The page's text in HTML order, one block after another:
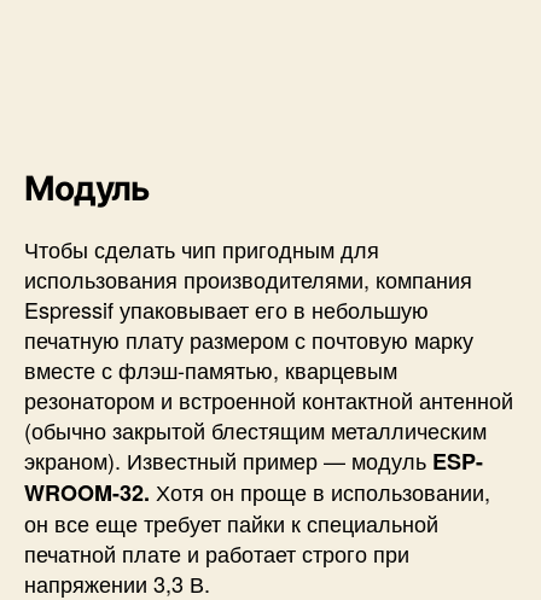
Модуль
Чтобы сделать чип пригодным для
использования производителями, компания
Espressif упаковывает его в небольшую
печатную плату размером с почтовую марку
вместе с флэш-памятью, кварцевым
резонатором и встроенной контактной антенной
(обычно закрытой блестящим металлическим
экраном). Известный пример — модуль ESP-
WROOM-32. Хотя он проще в использовании,
он все еще требует пайки к специальной
печатной плате и работает строго при
напряжении 3,3 В.